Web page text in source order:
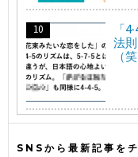
「
法
（笑
SNSから最新記事をチ